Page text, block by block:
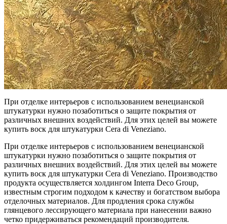
При отделке интерьеров с использованием венецианской
штукатурки нужно позаботиться о защите покрытия от
различных внешних воздействий. Для этих целей вы можете
купить воск для штукатурки Cera di Veneziano.
При отделке интерьеров с использованием венецианской
штукатурки нужно позаботиться о защите покрытия от
различных внешних воздействий. Для этих целей вы можете
купить воск для штукатурки Cera di Veneziano. Производство
продукта осуществляется холдингом Interra Deco Group,
известным строгим подходом к качеству и богатством выбора
отделочных материалов. Для продления срока службы
глянцевого лессирующего материала при нанесении важно
четко придерживаться рекомендаций производителя.